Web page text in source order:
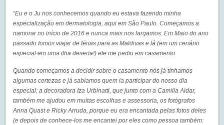
“Eu e o Ju nos conhecemos quando eu estava fazendo minha
especialização em dermatologia, aqui em São Paulo. Começamos a
namorar no início de 2016 e nunca mais nos largamos. Em Maio do ano
passado fomos viajar de férias para as Maldivas e lá (em um cenário
especial em uma ilha deserta!) ele me pediu em casamento.
Quando começamos a decidir sobre o casamento nós já tínhamos
algumas certezas e já sabíamos quem ia participar do nosso dia
especial: a decoradora Iza Urbinatti, que junto com a Camilla Aidar,
também me ajudou em muitas escolhas e assessoria, os fotógrafos
Anna Quast e Ricky Arruda, porque eu era encantada pelas fotos deles
(e depois de conhece-los me encantei por eles como pessoa também: